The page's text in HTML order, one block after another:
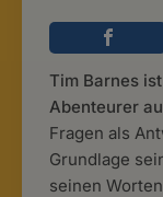
Tim Barnes
Abenteurer
Fragen als
Grundlage
seinen